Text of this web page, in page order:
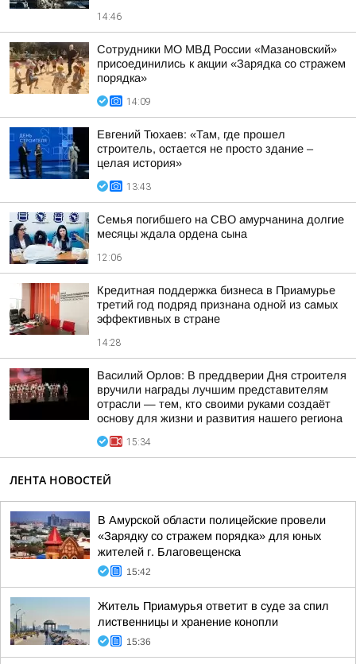
14:46
Сотрудники МО МВД России «Мазановский»
присоединились к акции «Зарядка со стражем
порядка»
14:09
Евгений Тюхаев: «Там, где прошел
строитель, остается не просто здание –
целая история»
13:43
Семья погибшего на СВО амурчанина долгие
месяцы ждала ордена сына
12:06
Кредитная поддержка бизнеса в Приамурье
третий год подряд признана одной из самых
эффективных в стране
14:28
Василий Орлов: В преддверии Дня строителя
вручили награды лучшим представителям
отрасли — тем, кто своими руками создаёт
основу для жизни и развития нашего региона
15:34
ЛЕНТА НОВОСТЕЙ
В Амурской области полицейские провели
«Зарядку со стражем порядка» для юных
жителей г. Благовещенска
15:42
Житель Приамурья ответит в суде за спил
лиственницы и хранение конопли
15:36